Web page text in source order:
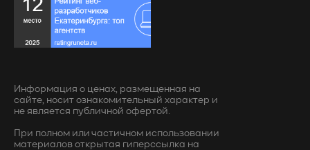
Информация о ценах, размещенная на
сайте, носит ознакомительный характер и
не является публичной офертой.
При полном или частичном использовании
материалов открытая гиперссылка на